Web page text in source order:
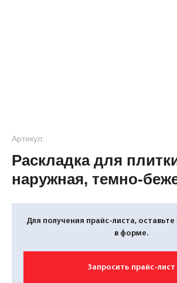
Артикул:
Раскладка для
наружная, темно-
Для получения прайс-листа,
в форме.
Запросить прайс-лист